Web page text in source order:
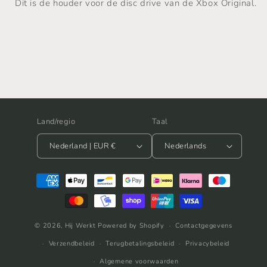
Dit is de houder voor de disc drive van de Xbox Original.
Land/regio
Nederland | EUR €
Taal
Nederlands
Betaalmethoden
© 2026, Hij Werkt Powered by Shopify
Contactgegevens
Verzendbeleid
Terugbetalingsbeleid
Privacybeleid
Algemene voorwaarden